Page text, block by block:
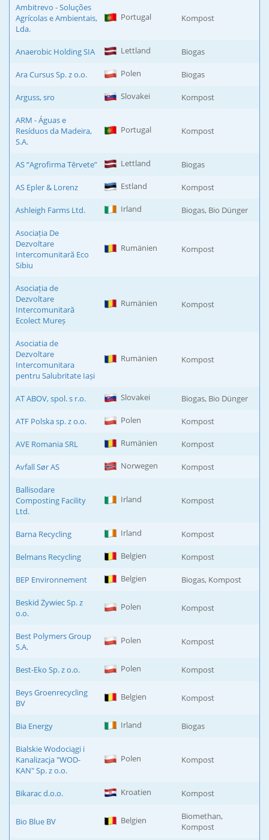
Ambitrevo - Soluções
Agrícolas e Ambientais,
Lda.
Portugal Kompost
Anaerobic Holding SIA Lettland Biogas
Ara Cursus Sp. z o.o. Polen Biogas
Arguss, sro Slovakei Kompost
ARM - Águas e
Resíduos da Madeira,
S.A.
Portugal Kompost
AS “Agrofirma Tērvete” Lettland Biogas
AS Epler & Lorenz Estland Kompost
Ashleigh Farms Ltd. Irland Biogas, Bio Dünger
Asociația De
Dezvoltare
Intercomunitară Eco
Sibiu
Rumänien Kompost
Asociația de
Dezvoltare
Intercomunitară
Ecolect Mureș
Rumänien Kompost
Asociatia de
Dezvoltare
Intercomunitara
pentru Salubritate Iași
Rumänien Kompost
AT ABOV, spol. s r.o. Slovakei Biogas, Bio Dünger
ATF Polska sp. z o.o. Polen Kompost
AVE Romania SRL Rumänien Kompost
Avfall Sør AS Norwegen Kompost
Ballisodare
Composting Facility
Ltd.
Irland Kompost
Barna Recycling Irland Kompost
Belmans Recycling Belgien Kompost
BEP Environnement Belgien Biogas, Kompost
Beskid Żywiec Sp. z
o.o.
Polen Kompost
Best Polymers Group
S.A.
Polen Kompost
Best-Eko Sp. z o.o. Polen Kompost
Beys Groenrecycling
BV
Belgien Kompost
Bia Energy Irland Biogas
Bialskie Wodociągi i
Kanalizacja "WOD-
KAN" Sp. z o.o.
Polen Kompost
Bikarac d.o.o. Kroatien Kompost
Bio Blue BV Belgien
Biomethan,
Kompost